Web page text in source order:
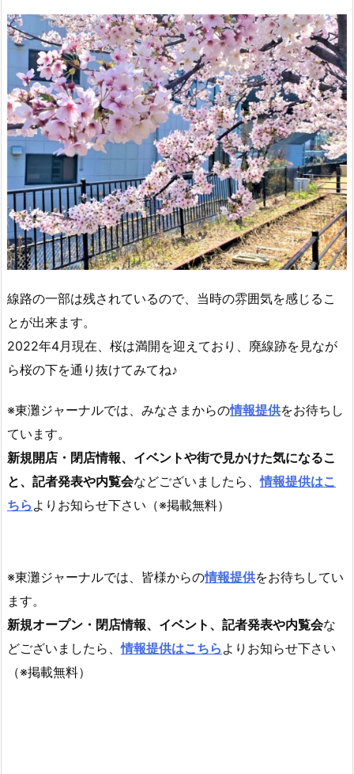
線路の一部は残されているので、当時の雰囲気を感じるこ
とが出来ます。
2022年4月現在、桜は満開を迎えており、廃線跡を見なが
ら桜の下を通り抜けてみてね♪
※東灘ジャーナルでは、みなさまからの情報提供をお待ちし
ています。
新規開店・閉店情報、イベントや街で見かけた気になるこ
と、記者発表や内覧会などございましたら、情報提供はこ
ちら よりお知らせ下さい（※掲載無料）
※東灘ジャーナルでは、皆様からの情報提供をお待ちしてい
ます。
新規オープン・閉店情報、イベント、記者発表や内覧会な
どございましたら、情報提供はこちら よりお知らせ下さい
（※掲載無料）